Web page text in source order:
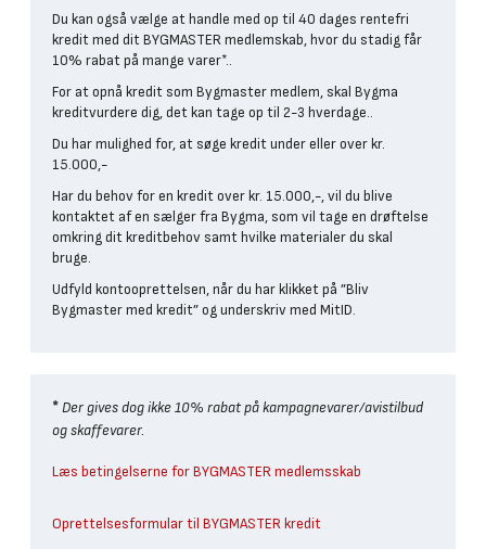
Du kan også vælge at handle med op til 40 dages rentefri
kredit med dit BYGMASTER medlemskab, hvor du stadig får
10% rabat på mange varer*..
For at opnå kredit som Bygmaster medlem, skal Bygma
kreditvurdere dig, det kan tage op til 2-3 hverdage..
Du har mulighed for, at søge kredit under eller over kr.
15.000,-
Har du behov for en kredit over kr. 15.000,-, vil du blive
kontaktet af en sælger fra Bygma, som vil tage en drøftelse
omkring dit kreditbehov samt hvilke materialer du skal
bruge.
Udfyld kontooprettelsen, når du har klikket på ”Bliv
Bygmaster med kredit” og underskriv med MitID.
*Der gives dog ikke 10% rabat på kampagnevarer/avistilbud
og skaffevarer.
Læs betingelserne for BYGMASTER medlemsskab
Oprettelsesformular til BYGMASTER kredit